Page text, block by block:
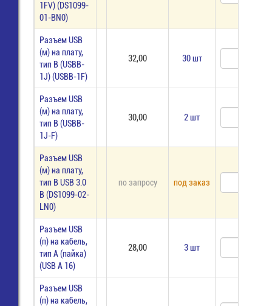
1FV) (DS1099-
01-BN0)
Разъем USB
(м) на плату,
тип В (USBB-
1J) (USBB-1F)
32,00 30 шт
Разъем USB
(м) на плату,
тип В (USBB-
1J-F)
30,00 2 шт
Разъем USB
(м) на плату,
тип В USB 3.0
B (DS1099-02-
LN0)
по запросу под заказ
Разъем USB
(п) на кабель,
тип А (пайка)
(USB A 16)
28,00 3 шт
Разъем USB
(п) на кабель,